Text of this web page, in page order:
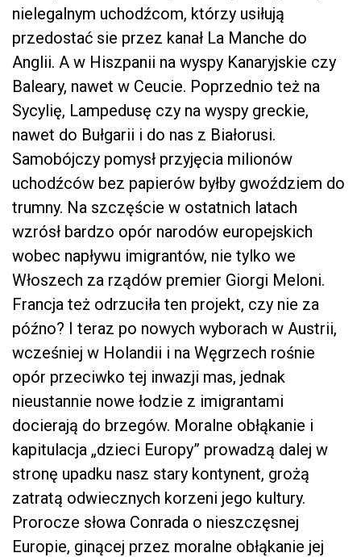
nielegalnym uchodźcom, którzy usiłują
przedostać sie przez kanał La Manche do
Anglii. A w Hiszpanii na wyspy Kanaryjskie czy
Baleary, nawet w Ceucie. Poprzednio też na
Sycylię, Lampedusę czy na wyspy greckie,
nawet do Bułgarii i do nas z Białorusi.
Samobójczy pomysł przyjęcia milionów
uchodźców bez papierów byłby gwoździem do
trumny. Na szczęście w ostatnich latach
wzrósł bardzo opór narodów europejskich
wobec napływu imigrantów, nie tylko we
Włoszech za rządów premier Giorgi Meloni.
Francja też odrzuciła ten projekt, czy nie za
późno? I teraz po nowych wyborach w Austrii,
wcześniej w Holandii i na Węgrzech rośnie
opór przeciwko tej inwazji mas, jednak
nieustannie nowe łodzie z imigrantami
docierają do brzegów. Moralne obłąkanie i
kapitulacja „dzieci Europy” prowadzą dalej w
stronę upadku nasz stary kontynent, grożą
zatratą odwiecznych korzeni jego kultury.
Prorocze słowa Conrada o nieszczęsnej
Europie, ginącej przez moralne obłąkanie jej